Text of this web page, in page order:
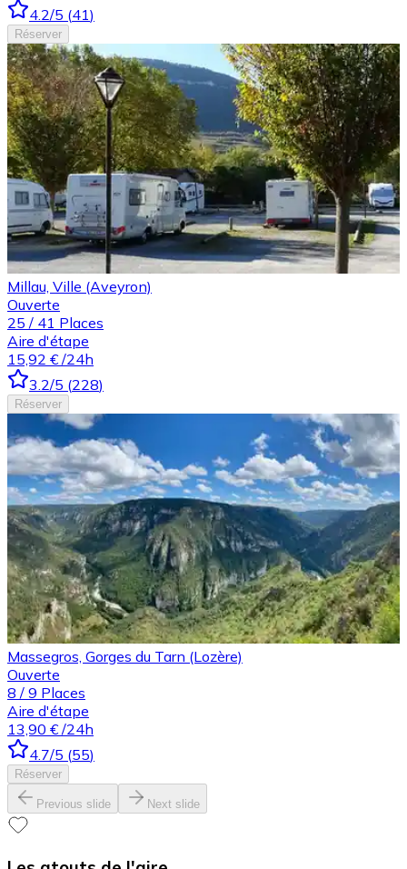
4.2/5 (41)
Réserver
Millau, Ville (Aveyron)
Ouverte
25 / 41 Places
Aire d'étape
15,92 € /24h
3.2/5 (228)
Réserver
Massegros, Gorges du Tarn (Lozère)
Ouverte
8 / 9 Places
Aire d'étape
13,90 € /24h
4.7/5 (55)
Réserver
Previous slide Next slide